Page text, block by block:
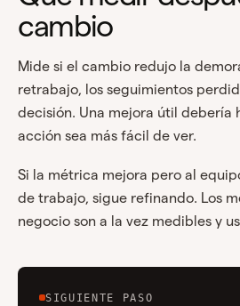
cambio
Mide si el cambio redujo la
retrabajo, los seguimientos
decisión. Una mejora útil debería
acción sea más fácil de ver.
Si la métrica mejora pero al
de trabajo, sigue refinando. Los
negocio son a la vez medibles y
SIGUIENTE PASO